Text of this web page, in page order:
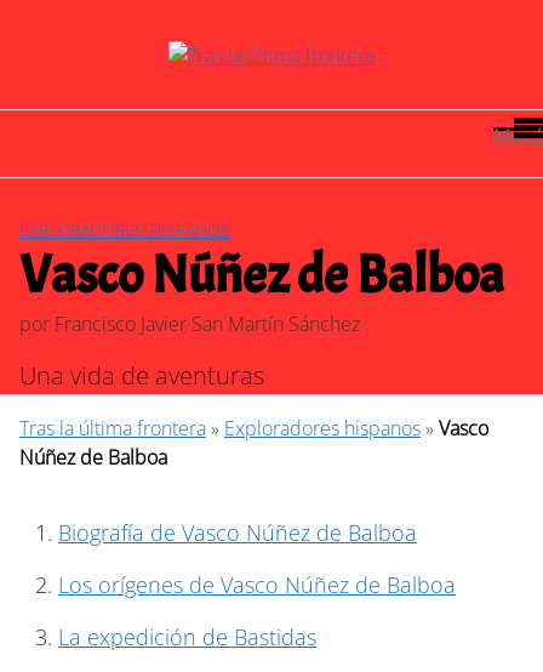
Menú
EXPLORADORES HISPANOS
Vasco Núñez de Balboa
por Francisco Javier San Martín Sánchez
Una vida de aventuras
Tras la última frontera» Exploradores hispanos»Vasco
Núñez de Balboa
Biografía de Vasco Núñez de Balboa
Los orígenes de Vasco Núñez de Balboa
La expedición de Bastidas